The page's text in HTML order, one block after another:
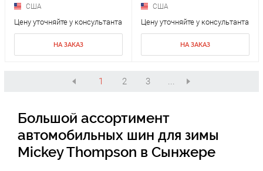
США
Цену уточняйте у консультанта
НА ЗАКАЗ
США
Цену уточняйте у консультанта
НА ЗАКАЗ
1 2 3 ...
Большой ассортимент
автомобильных шин для зимы
Mickey Thompson в Сынжере